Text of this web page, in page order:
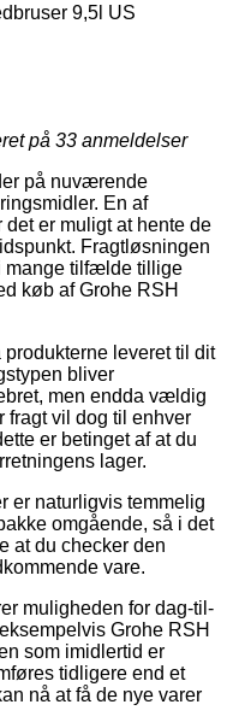
9,5l US
på 33 anmeldelser
på nuværende
En af
er muligt at hente de
Fragtløsningen
mange tilfælde tillige
køb af Grohe RSH
leveret til dit
bliver
men endda vældig
fragt vil dog til enhver
er betinget af at du
lager.
er naturligvis temmelig
omgående, så i det
at du checker den
vare.
muligheden for dag-til-
Grohe RSH
som imidlertid er
tidligere end et
nå at få de nye varer